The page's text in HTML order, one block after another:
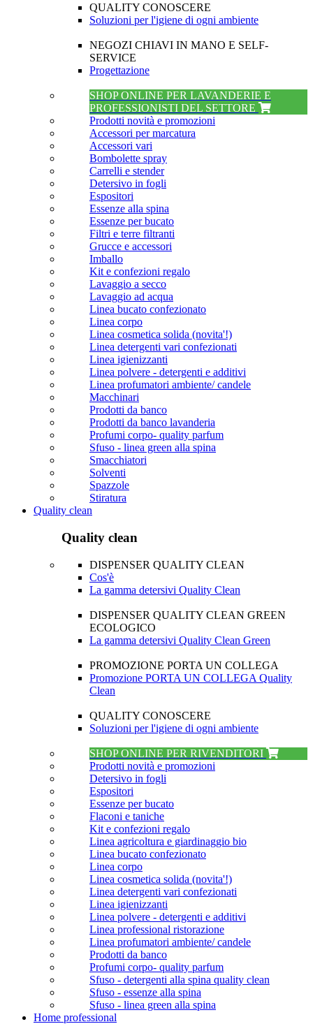
QUALITY CONOSCERE
Soluzioni per l'igiene di ogni ambiente
NEGOZI CHIAVI IN MANO E SELF-
SERVICE
Progettazione
SHOP ONLINE PER LAVANDERIE E
PROFESSIONISTI DEL SETTORE
Prodotti novità e promozioni
Accessori per marcatura
Accessori vari
Bombolette spray
Carrelli e stender
Detersivo in fogli
Espositori
Essenze alla spina
Essenze per bucato
Filtri e terre filtranti
Grucce e accessori
Imballo
Kit e confezioni regalo
Lavaggio a secco
Lavaggio ad acqua
Linea bucato confezionato
Linea corpo
Linea cosmetica solida (novita'!)
Linea detergenti vari confezionati
Linea igienizzanti
Linea polvere - detergenti e additivi
Linea profumatori ambiente/ candele
Macchinari
Prodotti da banco
Prodotti da banco lavanderia
Profumi corpo- quality parfum
Sfuso - linea green alla spina
Smacchiatori
Solventi
Spazzole
Stiratura
Quality clean
Quality clean
DISPENSER QUALITY CLEAN
Cos'è
La gamma detersivi Quality Clean
DISPENSER QUALITY CLEAN GREEN
ECOLOGICO
La gamma detersivi Quality Clean Green
PROMOZIONE PORTA UN COLLEGA
Promozione PORTA UN COLLEGA Quality
Clean
QUALITY CONOSCERE
Soluzioni per l'igiene di ogni ambiente
SHOP ONLINE PER RIVENDITORI
Prodotti novità e promozioni
Detersivo in fogli
Espositori
Essenze per bucato
Flaconi e taniche
Kit e confezioni regalo
Linea agricoltura e giardinaggio bio
Linea bucato confezionato
Linea corpo
Linea cosmetica solida (novita'!)
Linea detergenti vari confezionati
Linea igienizzanti
Linea polvere - detergenti e additivi
Linea professional ristorazione
Linea profumatori ambiente/ candele
Prodotti da banco
Profumi corpo- quality parfum
Sfuso - detergenti alla spina quality clean
Sfuso - essenze alla spina
Sfuso - linea green alla spina
Home professional